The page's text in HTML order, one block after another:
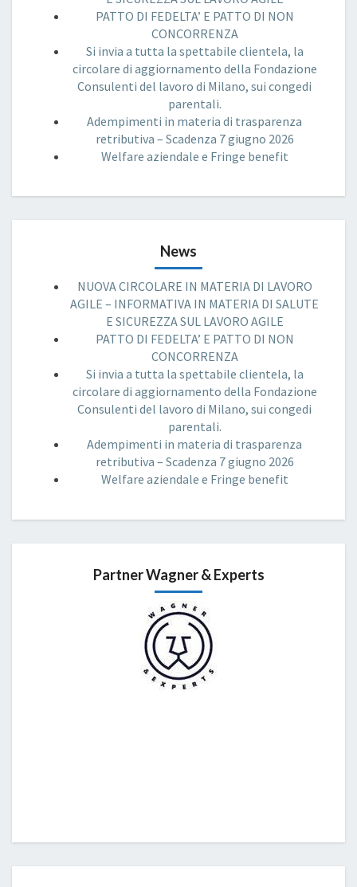
PATTO DI FEDELTA’ E PATTO DI NON
CONCORRENZA
Si invia a tutta la spettabile clientela, la
circolare di aggiornamento della Fondazione
Consulenti del lavoro di Milano, sui congedi
parentali.
Adempimenti in materia di trasparenza
retributiva – Scadenza 7 giugno 2026
Welfare aziendale e Fringe benefit
News
NUOVA CIRCOLARE IN MATERIA DI LAVORO
AGILE – INFORMATIVA IN MATERIA DI SALUTE
E SICUREZZA SUL LAVORO AGILE
PATTO DI FEDELTA’ E PATTO DI NON
CONCORRENZA
Si invia a tutta la spettabile clientela, la
circolare di aggiornamento della Fondazione
Consulenti del lavoro di Milano, sui congedi
parentali.
Adempimenti in materia di trasparenza
retributiva – Scadenza 7 giugno 2026
Welfare aziendale e Fringe benefit
Partner Wagner & Experts